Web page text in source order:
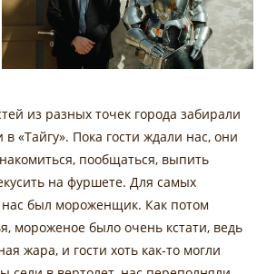
из разных точек города забирали
«Тайгу». Пока гости ждали нас, они
пообщаться, выпить
на фуршете. Для самых
нас был мороженщик. Как потом
мороженое было очень кстати, ведь
жара, и гости хоть как-то могли